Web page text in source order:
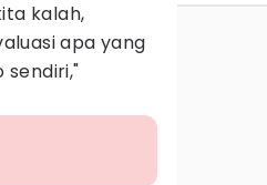
kalah,
apa yang